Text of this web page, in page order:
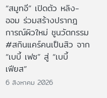
“สมูทอี” เปิดตัว หลิง-
ออม ร่วมสร้างปรากฎ
การณ์ผิวใหม่ ชูนวัตกรรม
#สกินแคร์คนเป็นสิว จาก
“เบบี้ เฟซ” สู่ “เบบี้
เฟียส”
6 สิงหาคม 2026